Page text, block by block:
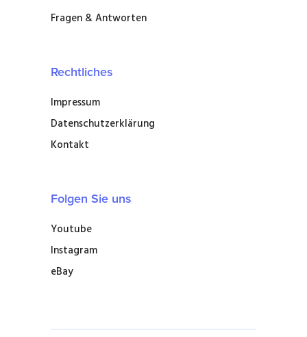
Fragen & Antworten
Rechtliches
Impressum
Datenschutzerklärung
Kontakt
Folgen Sie uns
Youtube
Instagram
eBay